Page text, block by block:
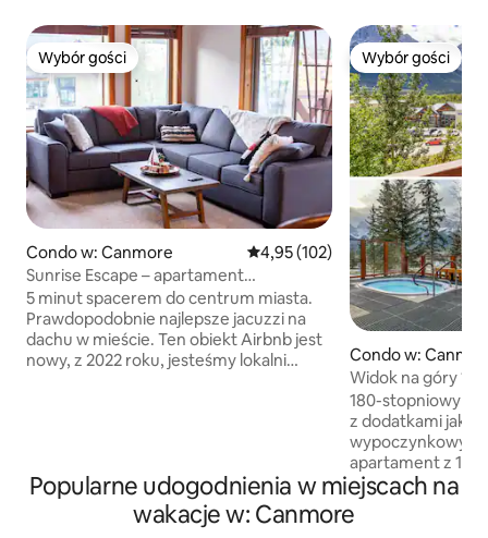
Wybór gości
Wybór gości
Condo w: Canmore Średnia ocena: 4,95 na 5, liczba
4,95 (102)
Sunrise Escape – apartament
z 2 sypialniami i 2 łazienkami
5 minut spacerem do centrum miasta.
Prawdopodobnie najlepsze jacuzzi na
dachu w mieście. Ten obiekt Airbnb jest
nowy, z 2022 roku, jesteśmy lokalni
i z niecierpliwością czekamy na Ciebie!
Ostatnie aktualizacje: – Łóżeczko
turystyczne – Przenośny klimatyzator +
Wybór gości
Wybór gości
Condo w:
Widok na góry
Najlepszy ośrodek
180-stopniowy
z dodatkami jak
wypoczynkowym! Falcon
apartament z 1
Wygodna sofa,
telewizor 58"
Mbps. W pełni
Popularne udogodnienia w miejscach na
wakacje w: Canmore